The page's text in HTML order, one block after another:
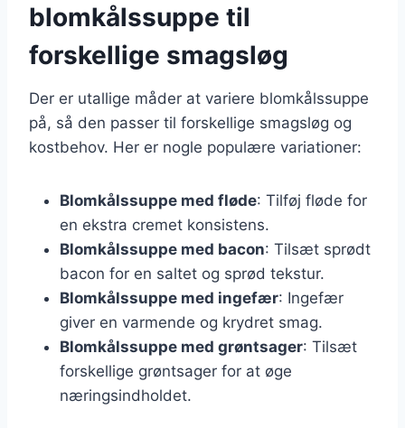
blomkålssuppe til
forskellige smagsløg
Der er utallige måder at variere blomkålssuppe
på, så den passer til forskellige smagsløg og
kostbehov. Her er nogle populære variationer:
Blomkålssuppe med fløde: Tilføj fløde for
en ekstra cremet konsistens.
Blomkålssuppe med bacon: Tilsæt sprødt
bacon for en saltet og sprød tekstur.
Blomkålssuppe med ingefær: Ingefær
giver en varmende og krydret smag.
Blomkålssuppe med grøntsager: Tilsæt
forskellige grøntsager for at øge
næringsindholdet.